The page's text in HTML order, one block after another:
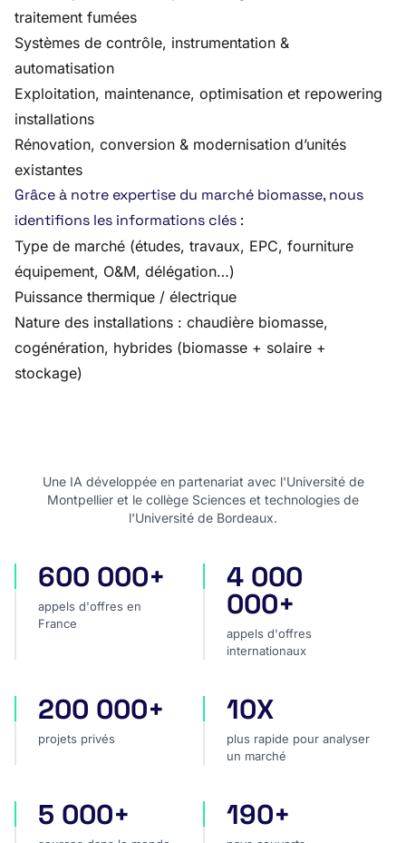
traitement fumées
Systèmes de contrôle, instrumentation &
automatisation
Exploitation, maintenance, optimisation et repowering
installations
Rénovation, conversion & modernisation d’unités
existantes
Grâce à notre expertise du marché biomasse, nous
identifions les informations clés :
Type de marché (études, travaux, EPC, fourniture
équipement, O&M, délégation…)
Puissance thermique / électrique
Nature des installations : chaudière biomasse,
cogénération, hybrides (biomasse + solaire +
stockage)
Une IA développée en partenariat avec l'Université de
Montpellier et le collège Sciences et technologies de
l'Université de Bordeaux.
appels d'offres en France
600 000+
appels d'offres en
France
appels d'offres
4 000
000+
appels d'offres
internationaux
projets privés
200 000+
projets privés
plus rapide pour analyser
10X
plus rapide pour analyser
un marché
sources dans le monde
5 000+ pays couverts
190+